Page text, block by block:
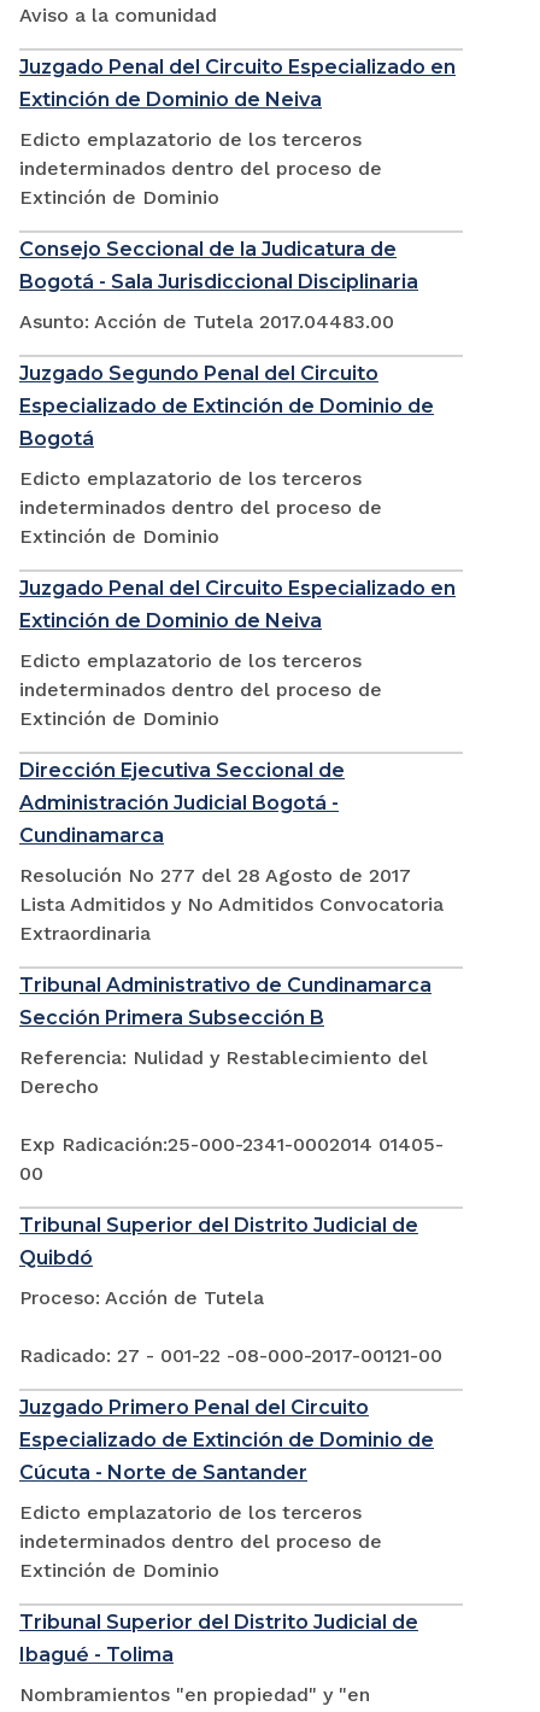
Aviso a la comunidad
Juzgado Penal del Circuito Especializado en
Extinción de Dominio de Neiva
Edicto emplazatorio de los terceros
indeterminados dentro del proceso de
Extinción de Dominio
Consejo Seccional de la Judicatura de
Bogotá - Sala Jurisdiccional Disciplinaria
Asunto: Acción de Tutela 2017.04483.00
Juzgado Segundo Penal del Circuito
Especializado de Extinción de Dominio de
Bogotá
Edicto emplazatorio de los terceros
indeterminados dentro del proceso de
Extinción de Dominio
Juzgado Penal del Circuito Especializado en
Extinción de Dominio de Neiva
Edicto emplazatorio de los terceros
indeterminados dentro del proceso de
Extinción de Dominio
Dirección Ejecutiva Seccional de
Administración Judicial Bogotá -
Cundinamarca
Resolución No 277 del 28 Agosto de 2017
Lista Admitidos y No Admitidos Convocatoria
Extraordinaria
Tribunal Administrativo de Cundinamarca
Sección Primera Subsección B
Referencia: Nulidad y Restablecimiento del
Derecho
Exp Radicación:25-000-2341-0002014 01405-
00
Tribunal Superior del Distrito Judicial de
Quibdó
Proceso: Acción de Tutela
Radicado: 27 - 001-22 -08-000-2017-00121-00
Juzgado Primero Penal del Circuito
Especializado de Extinción de Dominio de
Cúcuta - Norte de Santander
Edicto emplazatorio de los terceros
indeterminados dentro del proceso de
Extinción de Dominio
Tribunal Superior del Distrito Judicial de
Ibagué - Tolima
Nombramientos "en propiedad" y "en